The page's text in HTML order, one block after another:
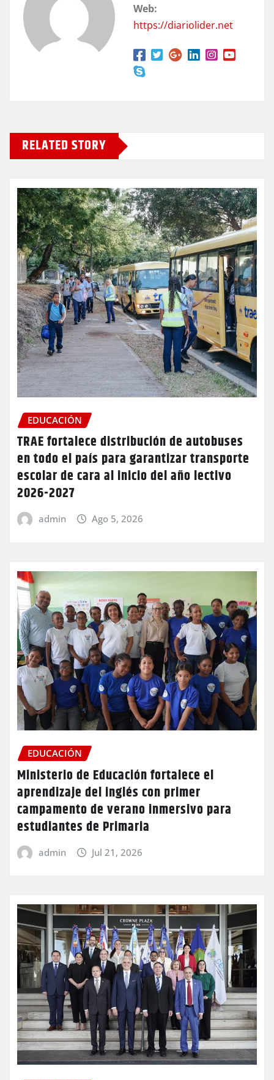
Web:
https://diariolider.net
RELATED STORY
EDUCACIÓN
TRAE fortalece distribución de autobuses
en todo el país para garantizar transporte
escolar de cara al inicio del año lectivo
2026-2027
admin Ago 5, 2026
EDUCACIÓN
Ministerio de Educación fortalece el
aprendizaje del inglés con primer
campamento de verano inmersivo para
estudiantes de Primaria
admin Jul 21, 2026